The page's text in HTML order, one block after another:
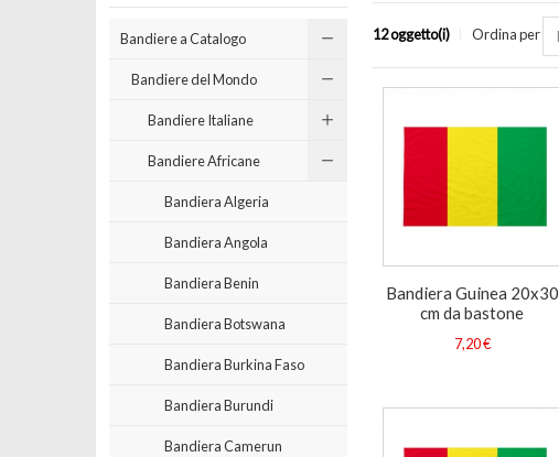
12 oggetto(i) Ordina per
Bandiera Guinea 20x30
cm da bastone
7,20 €
Bandiere a Catalogo
Bandiere del Mondo
Bandiere Italiane
Bandiere Africane
Bandiera Algeria
Bandiera Angola
Bandiera Benin
Bandiera Botswana
Bandiera Burkina Faso
Bandiera Burundi
Bandiera Camerun